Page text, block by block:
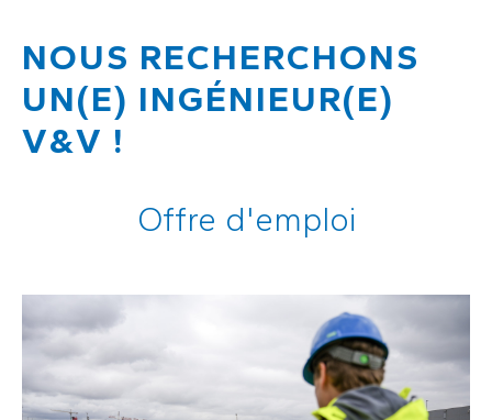
NOUS RECHERCHONS
UN(E) INGÉNIEUR(E)
V&V !
Offre d'emploi